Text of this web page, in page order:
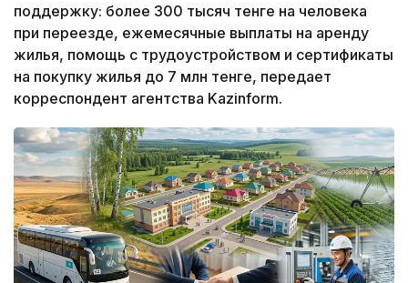
поддержку: более 300 тысяч тенге на человека
при переезде, ежемесячные выплаты на аренду
жилья, помощь с трудоустройством и сертификаты
на покупку жилья до 7 млн тенге, передает
корреспондент агентства Kazinform.